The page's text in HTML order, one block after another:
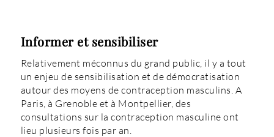
Informer et sensibiliser
Relativement méconnus du grand public, il y a tout
un enjeu de sensibilisation et de démocratisation
autour des moyens de contraception masculins. A
Paris, à Grenoble et à Montpellier, des
consultations sur la contraception masculine ont
lieu plusieurs fois par an.